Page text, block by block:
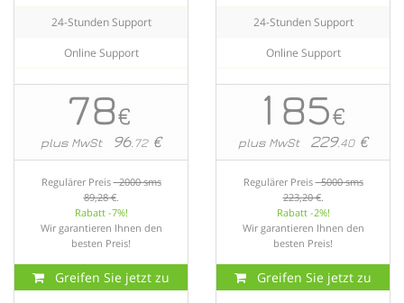
24-Stunden Support
Online Support
78€
plus MwSt 96.72€
Regulärer Preis2000 sms
89,28 €.
Rabatt -7%!
Wir garantieren Ihnen den
besten Preis!
Greifen Sie jetzt zu
24-Stunden Support
Online Support
185€
plus MwSt 229.40€
Regulärer Preis5000 sms
223,20 €.
Rabatt -2%!
Wir garantieren Ihnen den
besten Preis!
Greifen Sie jetzt zu